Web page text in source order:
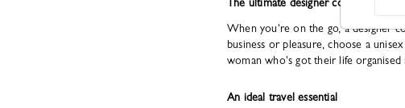
When you're on the go, a designer
business or pleasure, choose a
woman who's got their life
An ideal travel essential